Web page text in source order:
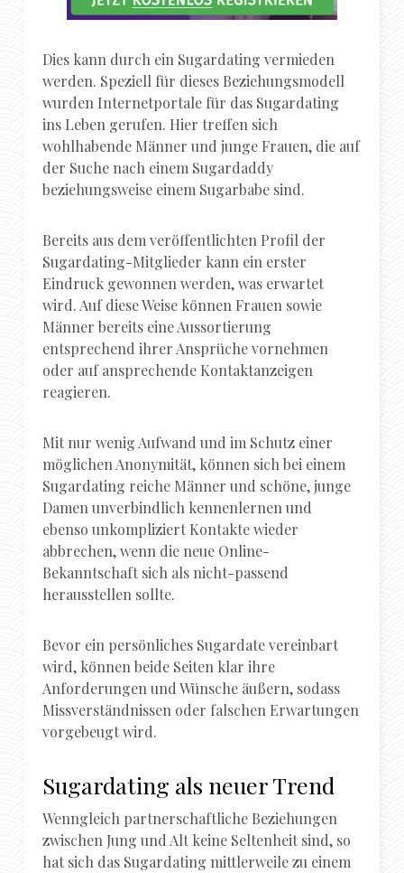
Dies kann durch ein Sugardating vermieden
werden. Speziell für dieses Beziehungsmodell
wurden Internetportale für das Sugardating
ins Leben gerufen. Hier treffen sich
wohlhabende Männer und junge Frauen, die auf
der Suche nach einem Sugardaddy
beziehungsweise einem Sugarbabe sind.
Bereits aus dem veröffentlichten Profil der
Sugardating-Mitglieder kann ein erster
Eindruck gewonnen werden, was erwartet
wird. Auf diese Weise können Frauen sowie
Männer bereits eine Aussortierung
entsprechend ihrer Ansprüche vornehmen
oder auf ansprechende Kontaktanzeigen
reagieren.
Mit nur wenig Aufwand und im Schutz einer
möglichen Anonymität, können sich bei einem
Sugardating reiche Männer und schöne, junge
Damen unverbindlich kennenlernen und
ebenso unkompliziert Kontakte wieder
abbrechen, wenn die neue Online-
Bekanntschaft sich als nicht-passend
herausstellen sollte.
Bevor ein persönliches Sugardate vereinbart
wird, können beide Seiten klar ihre
Anforderungen und Wünsche äußern, sodass
Missverständnissen oder falschen Erwartungen
vorgebeugt wird.
Sugardating als neuer Trend
Wenngleich partnerschaftliche Beziehungen
zwischen Jung und Alt keine Seltenheit sind, so
hat sich das Sugardating mittlerweile zu einem